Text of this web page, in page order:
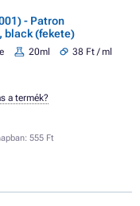
- Patron
black (fekete)
20ml
38 Ft / ml
555 Ft
a termék?